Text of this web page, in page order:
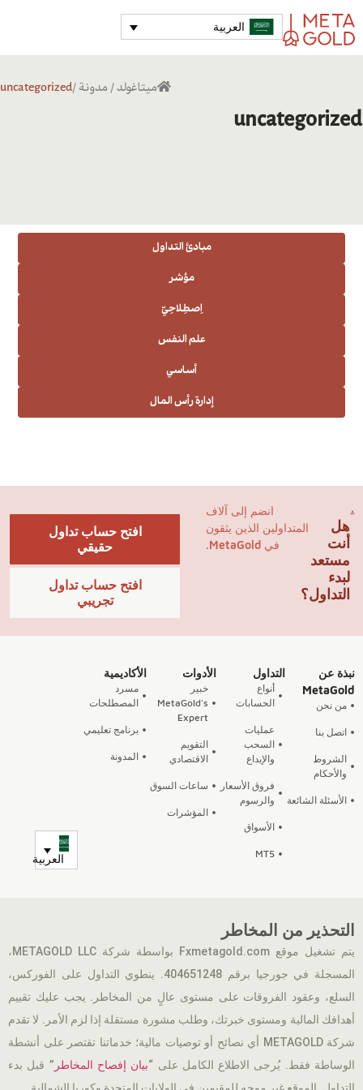
العربية
uncategorized ميتاغولد / مدونة /
uncategorized
إدارة رأس المال
أساسي
علم النفس
اِصطِلاحِيّ
مؤشر
مبادئ التداول
هل
أنت
مستعد
لبدء
التداول؟
انضم إلى آلاف
المتداولين الذين يثقون
في MetaGold.
افتح حساب تداول
حقيقي
افتح حساب تداول
تجريبي
نبذة عن
MetaGold
من نحن
اتصل بنا
الشروط
والأحكام
الأسئلة الشائعة
التداول
أنواع
الحسابات
عمليات
السحب
والإيداع
فروق الأسعار
والرسوم
الأسواق
MT5
الأدوات
خبير
MetaGold's
Expert
التقويم
الاقتصادي
ساعات السوق
المؤشرات
الأكاديمية
مسرد
المصطلحات
برنامج تعليمي
المدونة
العربية
التحذير من المخاطر
يتم تشغيل موقع Fxmetagold.com بواسطة شركة METAGOLD LLC،
المسجلة في جورجيا برقم 404651248. ينطوي التداول على الفوركس،
السلع، وعقود الفروقات على مستوى عالٍ من المخاطر. يجب عليك تقييم
أهدافك المالية ومستوى خبرتك، وطلب مشورة مستقلة إذا لزم الأمر. لا تقدم
شركة METAGOLD أي نصائح أو توصيات مالية؛ خدماتنا تقتصر على أنشطة
الوساطة فقط. يُرجى الاطلاع الكامل على “بيان إفصاح المخاطر ” قبل بدء
التداول. الموقع غير موجه للمقيمين في الولايات المتحدة وكوريا الشمالية.